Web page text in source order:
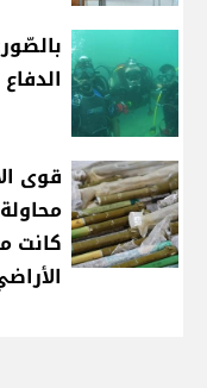
قوى
كانت